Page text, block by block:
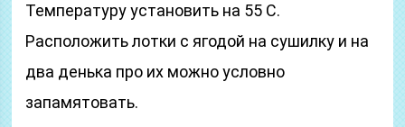
Температуру установить на 55 С.
Расположить лотки с ягодой на сушилку и на
два денька про их можно условно
запамятовать.